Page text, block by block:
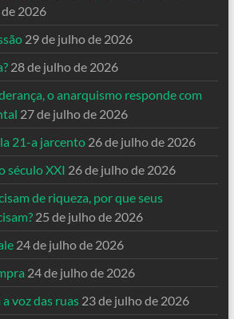
2026
29 de julho de 2026
28 de julho de 2026
o anarquismo responde com
27 de julho de 2026
21-a jarcento 26 de julho de 2026
século XXI 26 de julho de 2026
de riqueza, por que seus
25 de julho de 2026
24 de julho de 2026
24 de julho de 2026
voz das ruas 23 de julho de 2026